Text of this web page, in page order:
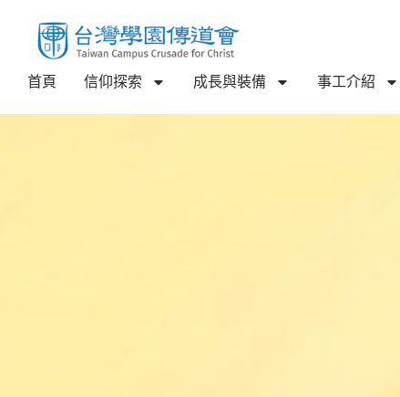
首頁 信仰探索 成長與裝備 事工介紹